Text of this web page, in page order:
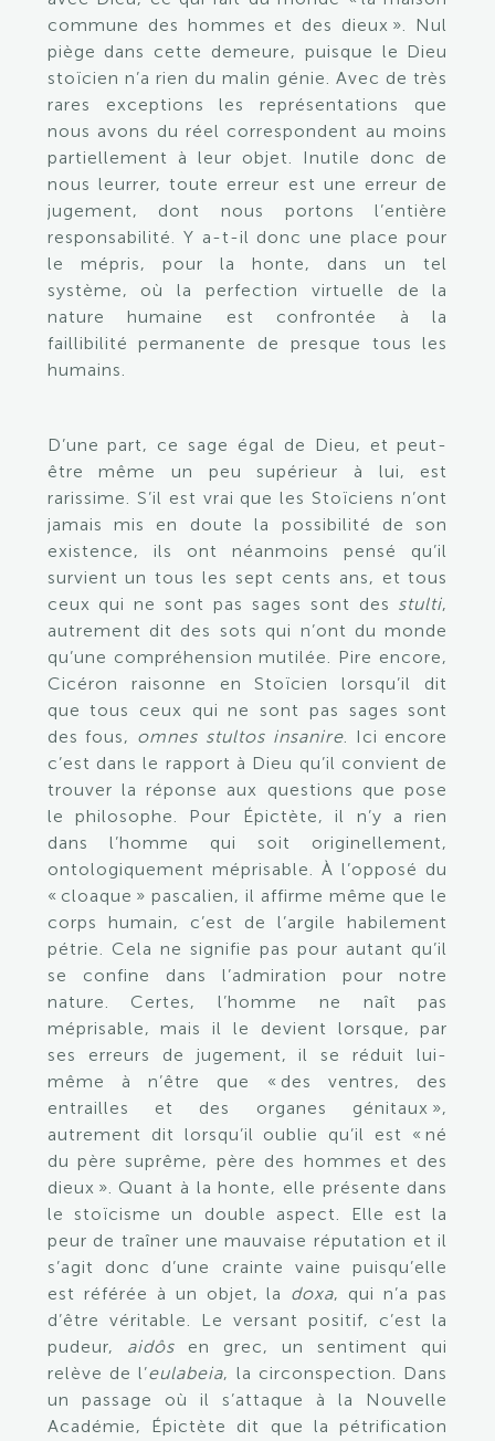
commune des hommes et des dieux ». Nul
piège dans cette demeure, puisque le Dieu
stoïcien n’a rien du malin génie. Avec de très
rares exceptions les représentations que
nous avons du réel correspondent au moins
partiellement à leur objet. Inutile donc de
nous leurrer, toute erreur est une erreur de
jugement, dont nous portons l’entière
responsabilité. Y a-t-il donc une place pour
le mépris, pour la honte, dans un tel
système, où la perfection virtuelle de la
nature humaine est confrontée à la
faillibilité permanente de presque tous les
humains.
D’une part, ce sage égal de Dieu, et peut-
être même un peu supérieur à lui, est
rarissime. S’il est vrai que les Stoïciens n’ont
jamais mis en doute la possibilité de son
existence, ils ont néanmoins pensé qu’il
survient un tous les sept cents ans, et tous
ceux qui ne sont pas sages sont des stulti,
autrement dit des sots qui n’ont du monde
qu’une compréhension mutilée. Pire encore,
Cicéron raisonne en Stoïcien lorsqu’il dit
que tous ceux qui ne sont pas sages sont
des fous, omnes stultos insanire. Ici encore
c’est dans le rapport à Dieu qu’il convient de
trouver la réponse aux questions que pose
le philosophe. Pour Épictète, il n’y a rien
dans l’homme qui soit originellement,
ontologiquement méprisable. À l’opposé du
« cloaque » pascalien, il affirme même que le
corps humain, c’est de l’argile habilement
pétrie. Cela ne signifie pas pour autant qu’il
se confine dans l’admiration pour notre
nature. Certes, l’homme ne naît pas
méprisable, mais il le devient lorsque, par
ses erreurs de jugement, il se réduit lui-
même à n’être que « des ventres, des
entrailles et des organes génitaux »,
autrement dit lorsqu’il oublie qu’il est « né
du père suprême, père des hommes et des
dieux ». Quant à la honte, elle présente dans
le stoïcisme un double aspect. Elle est la
peur de traîner une mauvaise réputation et il
s’agit donc d’une crainte vaine puisqu’elle
est référée à un objet, la doxa, qui n’a pas
d’être véritable. Le versant positif, c’est la
pudeur, aidôsen grec, un sentiment qui
relève de l’eulabeia, la circonspection. Dans
un passage où il s’attaque à la Nouvelle
Académie, Épictète dit que la pétrification